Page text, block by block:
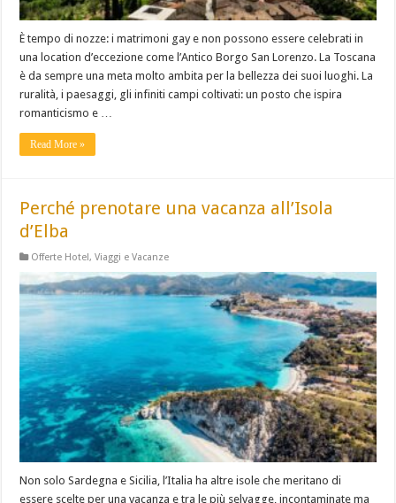
È tempo di nozze: i matrimoni gay e non possono essere celebrati in
una location d’eccezione come l’Antico Borgo San Lorenzo. La Toscana
è da sempre una meta molto ambita per la bellezza dei suoi luoghi. La
ruralità, i paesaggi, gli infiniti campi coltivati: un posto che ispira
romanticismo e …
Read More »
Perché prenotare una vacanza all’Isola
d’Elba
Offerte Hotel,Viaggi e Vacanze
Non solo Sardegna e Sicilia, l’Italia ha altre isole che meritano di
essere scelte per una vacanza e tra le più selvagge, incontaminate ma